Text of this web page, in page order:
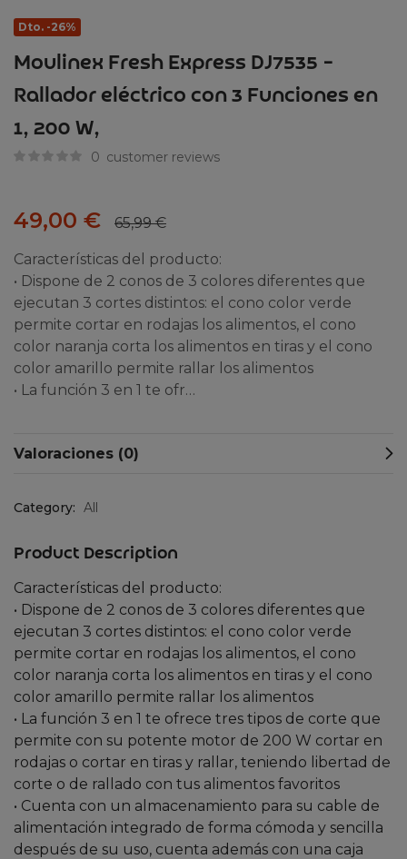
Moulinex Fresh Express DJ7535 –
Rallador eléctrico con 3 Funciones en
1, 200 W,
Dto. -26%
0 customer reviews
49,00 € 65,99€
Características del producto:
• Dispone de 2 conos de 3 colores diferentes que
ejecutan 3 cortes distintos: el cono color verde
permite cortar en rodajas los alimentos, el cono
color naranja corta los alimentos en tiras y el cono
color amarillo permite rallar los alimentos
• La función 3 en 1 te ofr…
Valoraciones (0)
Category: All
Product Description
Características del producto:
• Dispone de 2 conos de 3 colores diferentes que
ejecutan 3 cortes distintos: el cono color verde
permite cortar en rodajas los alimentos, el cono
color naranja corta los alimentos en tiras y el cono
color amarillo permite rallar los alimentos
• La función 3 en 1 te ofrece tres tipos de corte que
permite con su potente motor de 200 W cortar en
rodajas o cortar en tiras y rallar, teniendo libertad de
corte o de rallado con tus alimentos favoritos
• Cuenta con un almacenamiento para su cable de
alimentación integrado de forma cómoda y sencilla
después de su uso, cuenta además con una caja